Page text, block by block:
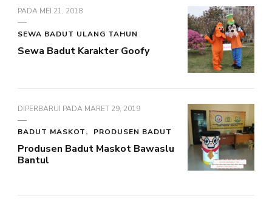
PADA MEI 21, 2018
SEWA BADUT ULANG TAHUN
Sewa Badut Karakter Goofy
DIPERBARUI PADA MARET 29, 2019
BADUT MASKOT PRODUSEN BADUT
Produsen Badut Maskot Bawaslu
Bantul